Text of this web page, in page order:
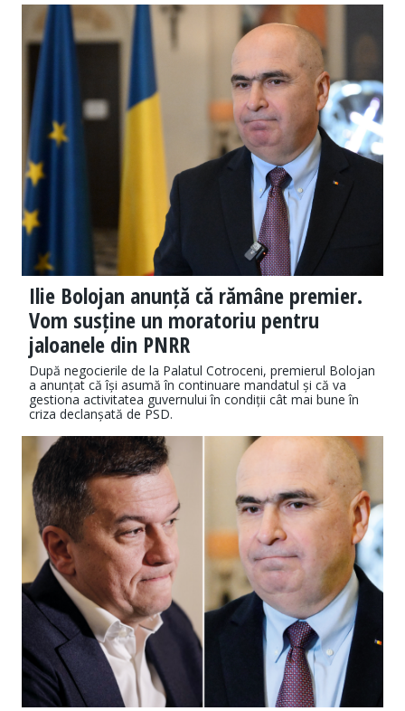
Ilie Bolojan anunță că rămâne premier.
Vom susține un moratoriu pentru
jaloanele din PNRR
După negocierile de la Palatul Cotroceni, premierul Bolojan
a anunțat că își asumă în continuare mandatul și că va
gestiona activitatea guvernului în condiții cât mai bune în
criza declanșată de PSD.